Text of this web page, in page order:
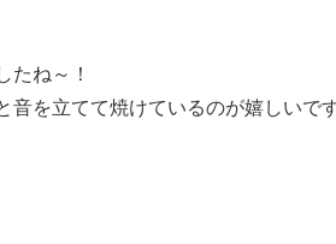
たね～！
を立てて焼けているのが嬉しいです